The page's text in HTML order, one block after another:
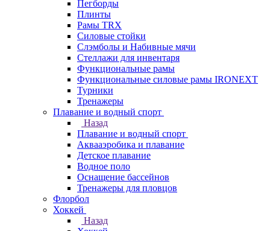
Пегборды
Плинты
Рамы TRX
Силовые стойки
Слэмболы и Набивные мячи
Стеллажи для инвентаря
Функциональные рамы
Функциональные силовые рамы IRONEXT
Турники
Тренажеры
Плавание и водный спорт
Назад
Плавание и водный спорт
Аквааэробика и плавание
Детское плавание
Водное поло
Оснащение бассейнов
Тренажеры для пловцов
Флорбол
Хоккей
Назад